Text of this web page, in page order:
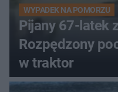
WYPADEK NA POMORZU
Pijany 67-latek
Rozpędzony
w traktor